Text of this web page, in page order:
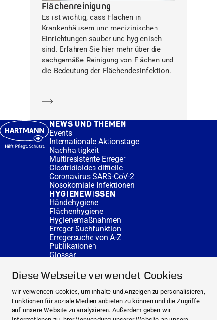
Diese Webseite verwendet Cookies
Wir verwenden Cookies, um Inhalte und Anzeigen zu personalisieren,
Funktionen für soziale Medien anbieten zu können und die Zugriffe
auf unsere Website zu analysieren. Außerdem geben wir
Flächenreinigung
Es ist wichtig, dass Flächen in
Krankenhäusern und medizinischen
Einrichtungen sauber und hygienisch
sind. Erfahren Sie hier mehr über die
sachgemäße Reinigung von Flächen und
die Bedeutung der Flächendesinfektion.
NEWS UND THEMEN
Events
Internationale Aktionstage
Nachhaltigkeit
Multiresistente Erreger
Clostridioides difficile
Coronavirus SARS-CoV-2
Nosokomiale Infektionen
HYGIENEWISSEN
Händehygiene
Flächenhygiene
Hygienemaßnahmen
Erreger-Suchfunktion
Erregersuche von A-Z
Publikationen
Glossar
SERVICE
Fachberatung
DESINFACTS
Newsletter
Konzentrat-Rechner
Weiterführende Links